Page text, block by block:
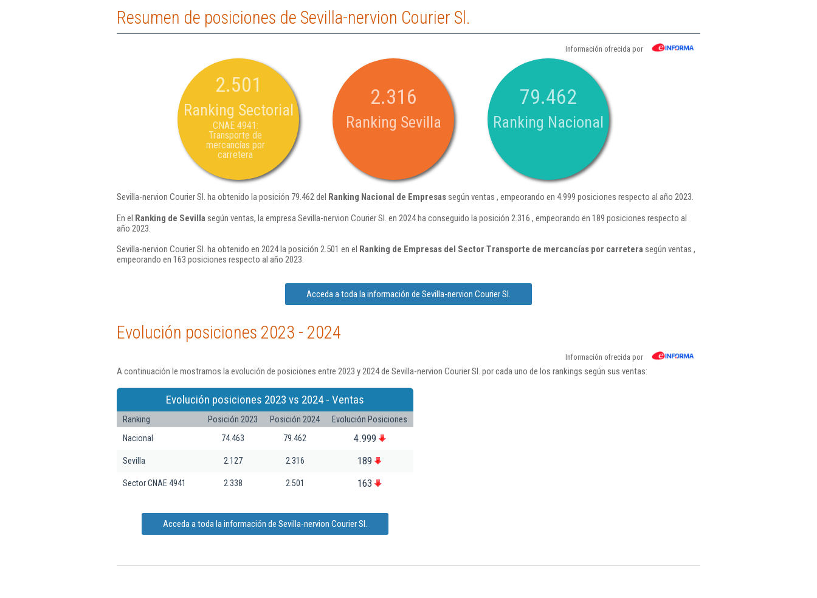
Resumen de posiciones de Sevilla-nervion Courier Sl.
Información ofrecida por
2.501
Ranking Sectorial
CNAE 4941:
Transporte de
mercancías por
carretera
2.316
Ranking Sevilla
79.462
Ranking Nacional
Sevilla-nervion Courier Sl. ha obtenido la posición 79.462 del Ranking Nacional de Empresassegún ventas , empeorando en 4.999 posiciones respecto al año 2023.
En el Ranking de Sevilla según ventas, la empresa Sevilla-nervion Courier Sl. en 2024 ha conseguido la posición 2.316 , empeorando en 189 posiciones respecto al
año 2023.
Sevilla-nervion Courier Sl. ha obtenido en 2024 la posición 2.501 en el Ranking de Empresas del Sector Transporte de mercancías por carreterasegún ventas ,
empeorando en 163 posiciones respecto al año 2023.
Acceda a toda la información de Sevilla-nervion Courier Sl.
Evolución posiciones 2023 - 2024
Información ofrecida por
A continuación le mostramos la evolución de posiciones entre 2023 y 2024 de Sevilla-nervion Courier Sl. por cada uno de los rankings según sus ventas:
Evolución posiciones 2023 vs 2024 - Ventas
Ranking Posición 2023 Posición 2024
Evolución Posiciones
Nacional
74.463 79.462 4.999
Sevilla 2.127 2.316 189
Sector CNAE 4941 2.338 2.501 163
Acceda a toda la información de Sevilla-nervion Courier Sl.